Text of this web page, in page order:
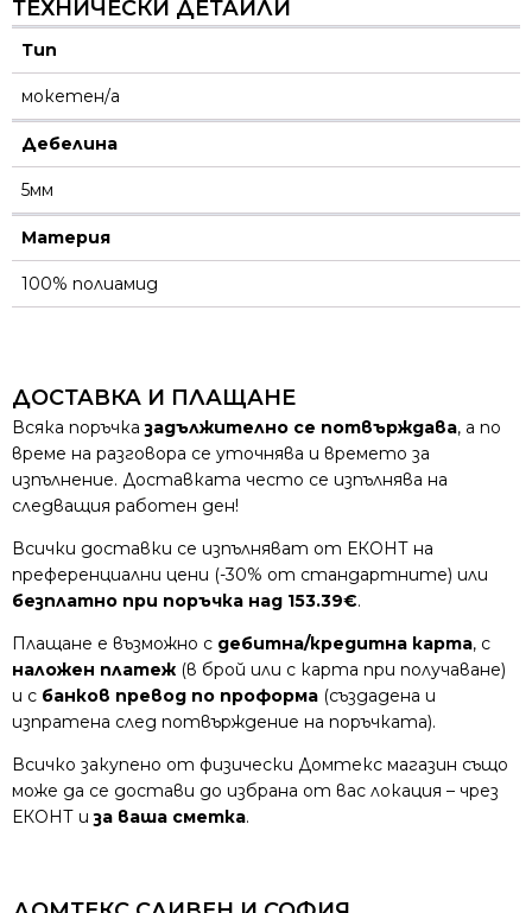
ТЕХНИЧЕСКИ ДЕТАЙЛИ
Тип
мокетен/а
Дебелина
5мм
Материя
100% полиамид
ДОСТАВКА И ПЛАЩАНЕ
Всяка поръчказадължително се потвърждава, а по
време на разговора се уточнява и времето за
изпълнение. Доставката често се изпълнява на
следващия работен ден!
Всички доставки се изпълняват от ЕКОНТ на
преференциални цени (-30% от стандартните) или
безплатно при поръчка над 153.39€.
Плащане е възможно с дебитна/кредитна карта, с
наложен платеж (в брой или с карта при получаване)
и с банков превод по проформа (създадена и
изпратена след потвърждение на поръчката).
Всичко закупено от физически Домтекс магазин също
може да се достави до избрана от вас локация – чрез
ЕКОНТ иза ваша сметка.